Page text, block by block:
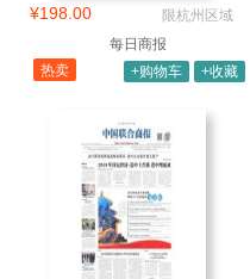
¥198.00
限杭州区域
每日商报
热卖
+购物车 +收藏